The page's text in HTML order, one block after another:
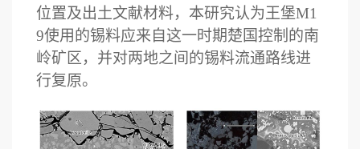
位置及出土文献材料，本研究认为王堡M1
9使用的锡料应来自这一时期楚国控制的南
岭矿区，并对两地之间的锡料流通路线进
行复原。